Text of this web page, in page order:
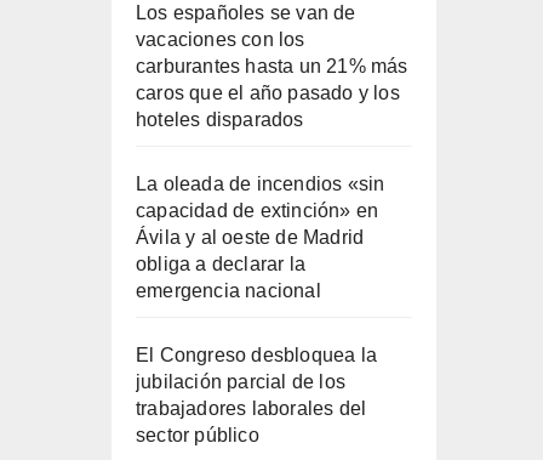
Los españoles se van de
vacaciones con los
carburantes hasta un 21% más
caros que el año pasado y los
hoteles disparados
La oleada de incendios «sin
capacidad de extinción» en
Ávila y al oeste de Madrid
obliga a declarar la
emergencia nacional
El Congreso desbloquea la
jubilación parcial de los
trabajadores laborales del
sector público